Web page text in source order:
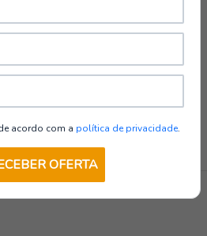
acordo com a política de privacidade.
OFERTA